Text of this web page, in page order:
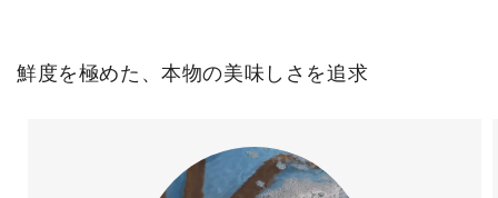
鮮度を極めた、本物の美味しさを追求